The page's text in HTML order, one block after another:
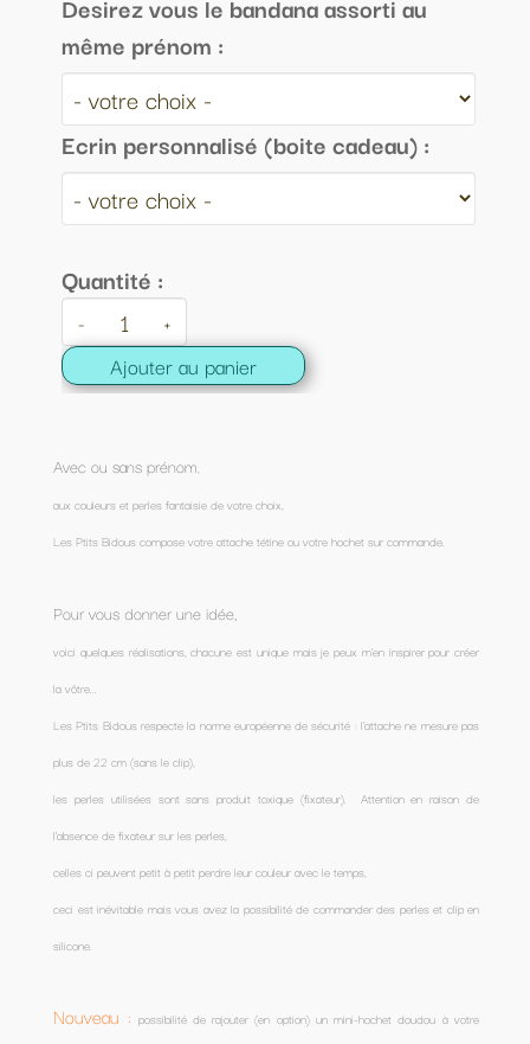
Desirez vous le bandana assorti au
même prénom :
Ecrin personnalisé (boite cadeau) :
Quantité :
- +
Ajouter au panier
Avec ou sans prénom,
aux couleurs et perles fantaisie de votre choix,
Les Ptits Bidous compose votre attache tétine ou votre hochet sur commande.
Pour vous donner une idée,
voici quelques réalisations, chacune est unique mais je peux m'en inspirer pour créer
la vôtre...
Les Ptits Bidous respecte la norme européenne de sécurité : l'attache ne mesure pas
plus de 22 cm (sans le clip),
les perles utilisées sont sans produit toxique (fixateur). Attention en raison de
l'absence de fixateur sur les perles,
celles ci peuvent petit à petit perdre leur couleur avec le temps,
ceci est inévitable mais vous avez la possibilité de commander des perles et clip en
silicone.
Nouveau : possibilité de rajouter (en option) un mini-hochet doudou à votre